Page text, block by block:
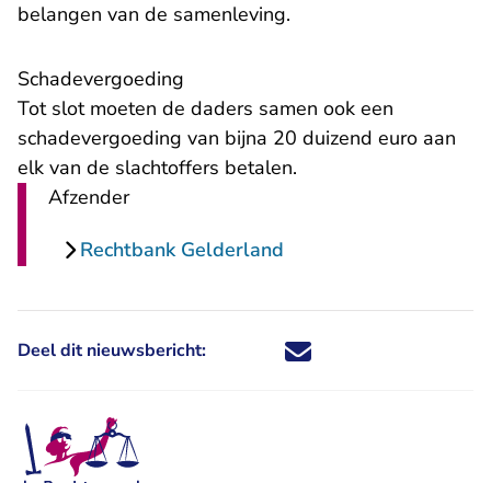
belangen van de samenleving.
Schadevergoeding
Tot slot moeten de daders samen ook een
schadevergoeding van bijna 20 duizend euro aan
elk van de slachtoffers betalen.
Afzender
Rechtbank Gelderland
Deel dit nieuwsbericht: Deel dit nieuwsbericht via X -
Deel dit nieuwsbericht via
Deel dit nieuwsbericht
Deel dit